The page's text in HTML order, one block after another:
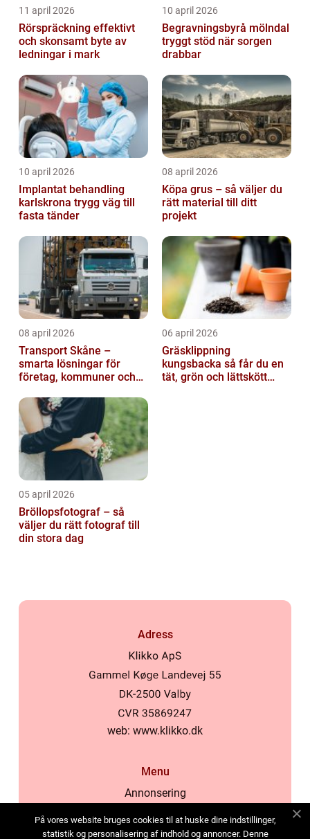
11 april 2026
Rörspräckning effektivt
och skonsamt byte av
ledningar i mark
10 april 2026
Begravningsbyrå mölndal
tryggt stöd när sorgen
drabbar
10 april 2026
Implantat behandling
karlskrona trygg väg till
fasta tänder
08 april 2026
Köpa grus – så väljer du
rätt material till ditt
projekt
08 april 2026
Transport Skåne –
smarta lösningar för
företag, kommuner och
06 april 2026
Gräsklippning
kungsbacka så får du en
tät, grön och lättskött
05 april 2026
Bröllopsfotograf – så
väljer du rätt fotograf till
din stora dag
Adress
web: www.klikko.dk
Menu
Annonsering
Cookies
På vores website bruges cookies til at huske dine indstillinger,
statistik og personalisering af indhold og annoncer. Denne